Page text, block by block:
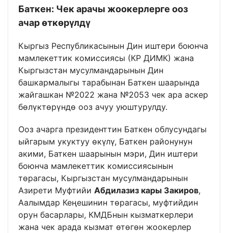
Баткен: Чек арачы жоокерлерге ооз
ачар өткөрүлдү
Кыргыз Республикасынын Дин иштери боюнча
мамлекеттик комиссиясы (КР ДИМК) жана
Кыргызстан мусулмандарынын Дин
башкармалыгы тарабынан Баткен шаарында
жайгашкан №2022 жана №2053 чек ара аскер
бөлүктөрүндө ооз ачуу уюштурулду.
Ооз ачарга президенттин Баткен облусундагы
ыйгарым укуктуу өкүлү, Баткен районунун
акими, Баткен шаарынын мэри, Дин иштери
боюнча мамлекеттик комиссиясынын
төрагасы, Кыргызстан мусулмандарынын
Азирети Муфтийи Абдилазиз кары Закиров,
Аалымдар Кеңешинин төрагасы, муфтийдин
орун басарлары, КМДБнын кызматкерлери
жана чек арада кызмат өтөгөн жоокерлер